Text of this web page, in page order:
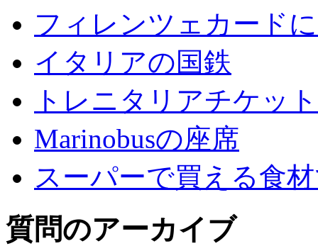
フィレンツェカード
イタリアの国鉄
トレニタリアチケッ
Marinobusの座席
スーパーで買える食
質問のアーカイブ